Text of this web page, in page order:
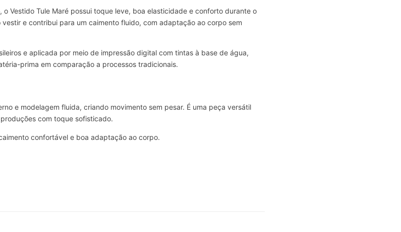
o Vestido Tule Maré possui toque leve, boa elasticidade e conforto durante o
e contribui para um caimento fluido, com adaptação ao corpo sem
e aplicada por meio de impressão digital com tintas à base de água,
prima em comparação a processos tradicionais.
e modelagem fluida, criando movimento sem pesar. É uma peça versátil
com toque sofisticado.
confortável e boa adaptação ao corpo.